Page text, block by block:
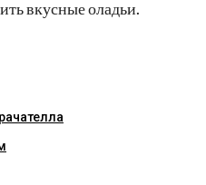
вкусные оладьи.